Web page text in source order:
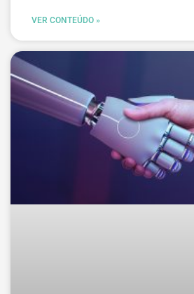
VER CONTEÚDO »